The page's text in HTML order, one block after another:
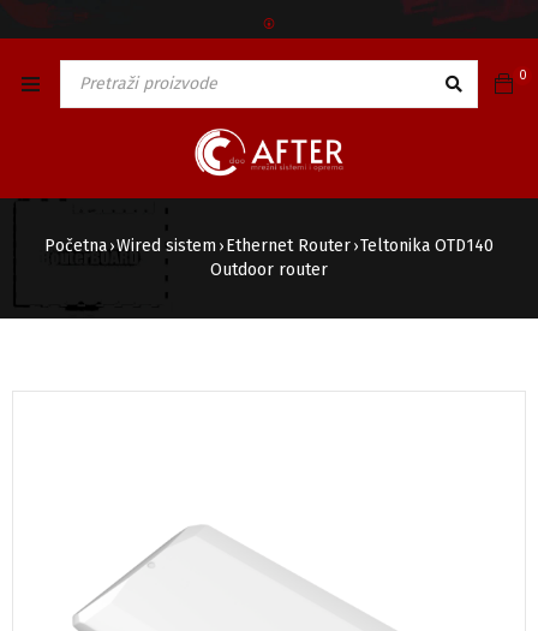
🅯
0
Početna ›Wired sistem › Ethernet Router ›Teltonika OTD140
Outdoor router